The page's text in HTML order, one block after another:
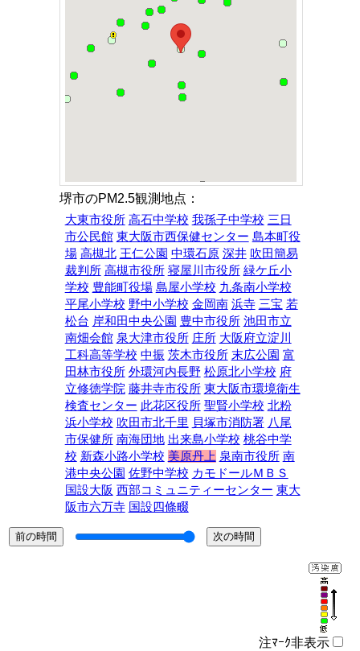
堺市のPM2.5観測地点：
大東市役所 高石中学校 我孫子中学校 三日
市公民館 東大阪市西保健センター 島本町役
場 高槻北 王仁公園 中環石原 深井 吹田簡易
裁判所 高槻市役所 寝屋川市役所 緑ケ丘小
学校 豊能町役場 島屋小学校 九条南小学校
平尾小学校 野中小学校 金岡南 浜寺 三宝 若
松台 岸和田中央公園 豊中市役所 池田市立
南畑会館 泉大津市役所 庄所 大阪府立淀川
工科高等学校 中振 茨木市役所 末広公園 富
田林市役所 外環河内長野 松原北小学校 府
立修徳学院 藤井寺市役所 東大阪市環境衛生
検査センター 此花区役所 聖賢小学校 北粉
浜小学校 吹田市北千里 貝塚市消防署 八尾
市保健所 南海団地 出来島小学校 桃谷中学
校 新森小路小学校 美原丹上 泉南市役所 南
港中央公園 佐野中学校 カモドールＭＢＳ
国設大阪 西部コミュニティーセンター 東大
阪市六万寺 国設四條畷
注ﾏｰｸ非表示